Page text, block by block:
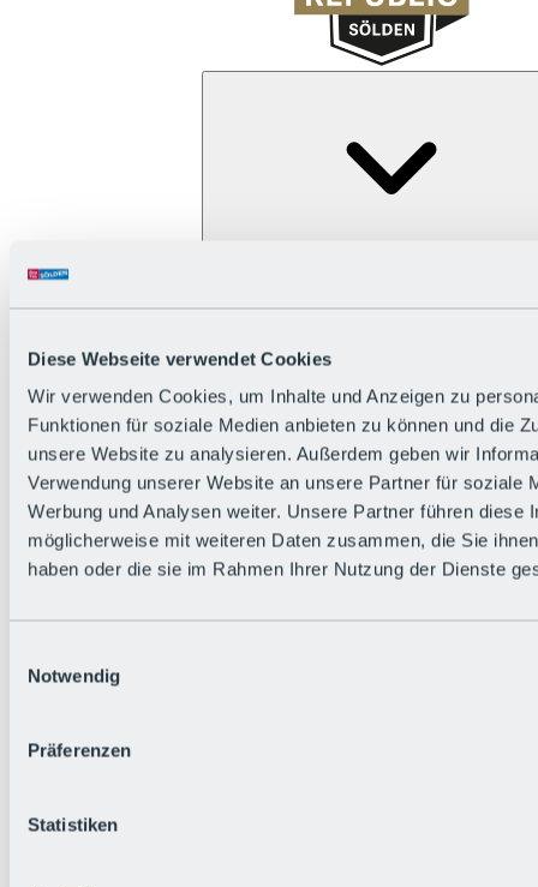
Diese Webseite verwendet Cookies
Wir verwenden Cookies, um Inhalte und Anzeigen zu
Funktionen für soziale Medien anbieten zu können und die
unsere Website zu analysieren. Außerdem geben wir
Verwendung unserer Website an unsere Partner für soziale
Werbung und Analysen weiter. Unsere Partner führen diese
möglicherweise mit weiteren Daten zusammen, die Sie
haben oder die sie im Rahmen Ihrer Nutzung der Dienste
Notwendig
Präferenzen
Statistiken
Facts
FAQs
Bikepark-Partnerschaften
Nachhaltigkeit in der BRS
Bikepark & Tickets